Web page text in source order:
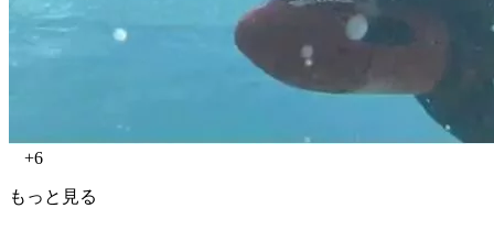
+6
もっと見る